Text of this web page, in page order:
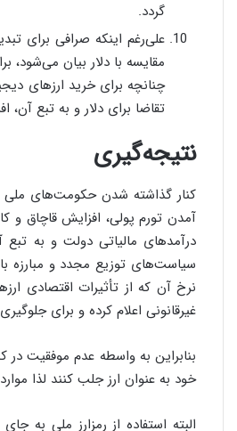
گردد.
علی­‌رغم اینکه صرافی برای
مقایسه با دلار بیان می­‌شود،
چنانچه برای خرید ارزهای
تقاضا برای دلار و به تبع
نتیجه­‌گیری
کنار گذاشته شدن حکومت­‌های ملی
آمدن تورم پولی، افزایش قاچاق
درآمدهای مالیاتی دولت و به
سیاست­‌های توزیع مجدد و مبارزه با
نرخ آن که از تأثیرات اقتصادی
غیرقانونی اعلام کرده و برای
بنابراین به واسطه عدم موفقیت
خود به عنوان ارز جلب کنند لذا
البته استفاده از رمزارز ملی به